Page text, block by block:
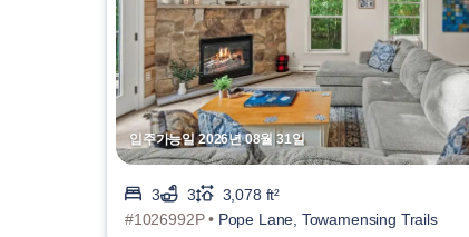
입주가능일 2026년 08월 31일
3 3
3,078 ft²
#1026992P • Pope Lane, Towamensing Trails